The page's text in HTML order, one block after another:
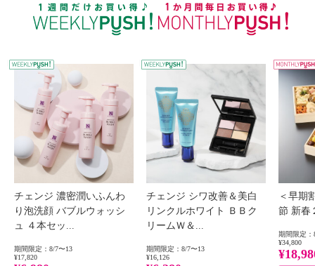
WEEKLY PUSH
チェンジ 濃密潤いふんわ
り泡洗顔 バブルウォッシ
ュ ４本セッ...
期間限定：8/7〜13
¥17,820
チェンジ シワ改善＆美白
リンクルホワイト ＢＢク
リームＷ＆...
期間限定：8/7〜13
¥16,126
＜早期
節 新春
期間限定：
¥34,800